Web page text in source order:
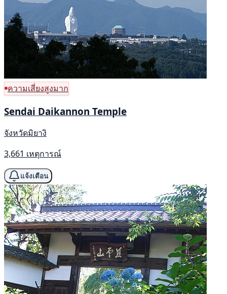
ความเสี่ยงสูงมาก
Sendai Daikannon Temple
จังหวัดมิยางิ
3,661 เหตุการณ์
แจ้งเตือน